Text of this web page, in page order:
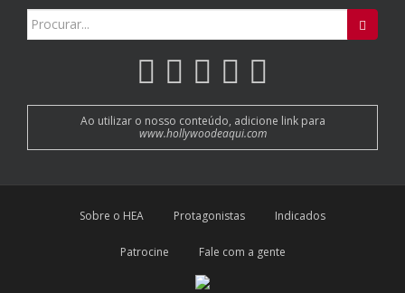
Search
Ao utilizar o nosso conteúdo, adicione link para
www.hollywoodeaqui.com
Sobre o HEA Protagonistas Indicados
Patrocine Fale com a gente